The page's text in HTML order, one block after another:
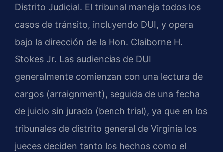
Distrito Judicial. El tribunal maneja todos los
casos de tránsito, incluyendo DUI, y opera
bajo la dirección de la Hon. Claiborne H.
Stokes Jr. Las audiencias de DUI
generalmente comienzan con una lectura de
cargos (arraignment), seguida de una fecha
de juicio sin jurado (bench trial), ya que en los
tribunales de distrito general de Virginia los
jueces deciden tanto los hechos como el